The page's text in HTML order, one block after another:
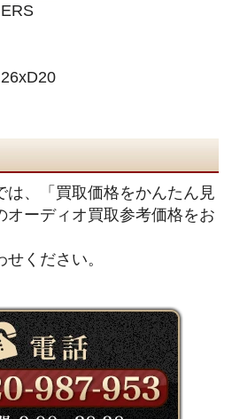
は、「買取価格をかんたん見
オーディオ買取参考価格をお
ください。